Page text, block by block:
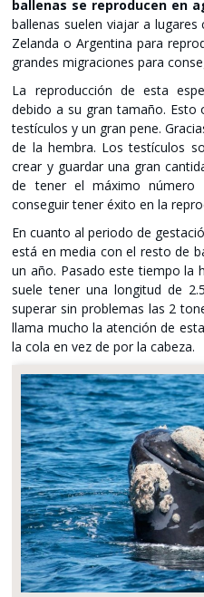
ballenas se reproducen en
ballenas suelen viajar a
Zelanda o Argentina para
grandes migraciones para
La reproducción de esta
debido a su gran tamaño. Esto
testículos y un gran pene.
de la hembra. Los testículos
crear y guardar una gran
de tener el máximo número
conseguir tener éxito en la
En cuanto al periodo de
está en media con el resto de
un año. Pasado este tiempo la
suele tener una longitud de
superar sin problemas las 2
llama mucho la atención de
la cola en vez de por la cabeza.